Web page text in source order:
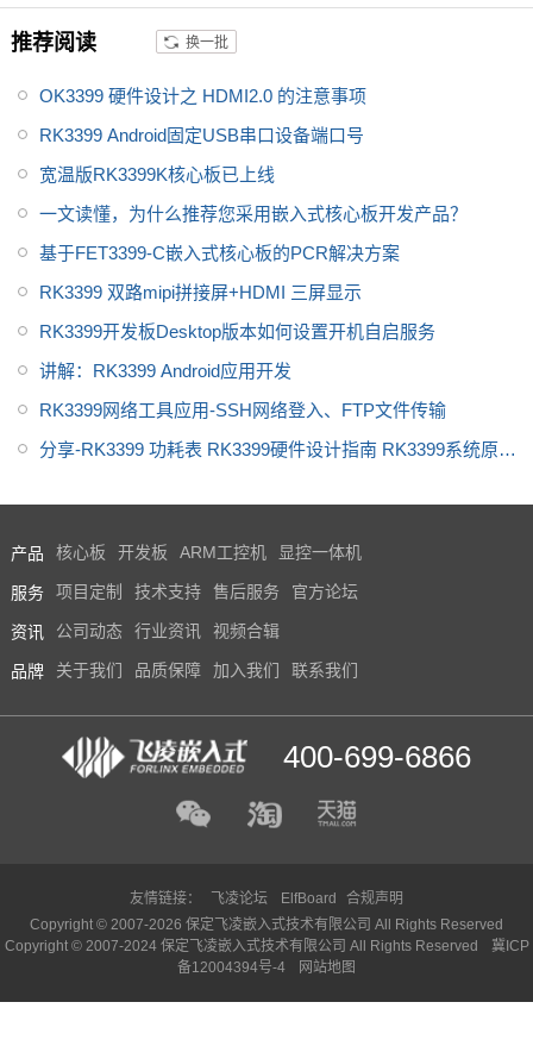
度优化，更加满足工业设计需
求。飞凌RK3399开发板为进一
了底板原理图，并提供了RK339
9用户手册、芯片手册，加上优质
到上市时间缩短。
推荐阅读 换一批
OK3399 硬件设计之 HDMI2.0 的注意事项
RK3399 Android固定USB串口设备端口号
宽温版RK3399K核心板已上线
一文读懂，为什么推荐您采用嵌入式核心板开发产品？
基于FET3399-C嵌入式核心板的PCR解决方案
RK3399 双路mipi拼接屏+HDMI 三屏显示
RK3399开发板Desktop版本如何设置开机自启服务
讲解：RK3399 Android应用开发
RK3399网络工具应用-SSH网络登入、FTP文件传输
分享-RK3399 功耗表 RK3399硬件设计指南 RK3399系统原理
产品 核心板 开发板 ARM工控机 显控一体机
服务 项目定制 技术支持 售后服务 官方论坛
资讯 公司动态 行业资讯 视频合辑
品牌 关于我们 品质保障 加入我们 联系我们
400-699-6866
友情链接： 飞凌论坛 ElfBoard
合规声明
Copyright © 2007-2026 保定飞凌嵌入式技术有限公司 All Rights Reserved
Copyright © 2007-2024 保定飞凌嵌入式技术有限公司 All Rights Reserved
冀ICP
备12004394号-4
网站地图